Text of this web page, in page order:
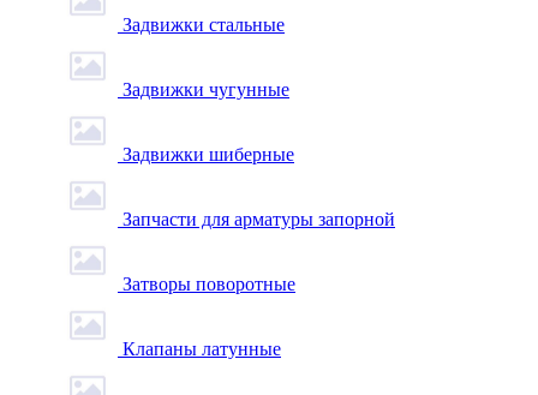
Задвижки стальные
Задвижки чугунные
Задвижки шиберные
Запчасти для арматуры запорной
Затворы поворотные
Клапаны латунные